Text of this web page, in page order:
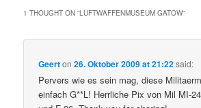
1 THOUGHT ON “LUFTWAFFENMUSEUM GATOW”
Geerton26. Oktober 2009 at 21:22said:
Pervers wie es sein mag, diese
einfach G**L! Herrliche Pix von Mil MI-